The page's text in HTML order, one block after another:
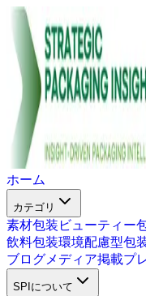
ホーム
カテゴリ
素材包装 ビューティー
飲料包装環境配慮型包
ブログメディア掲載プ
SPIについて